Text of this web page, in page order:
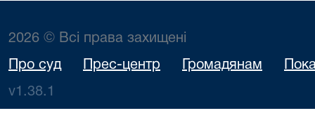
2026 © Всі права захищені
Про суд Прес-центр Громадянам
v1.38.1